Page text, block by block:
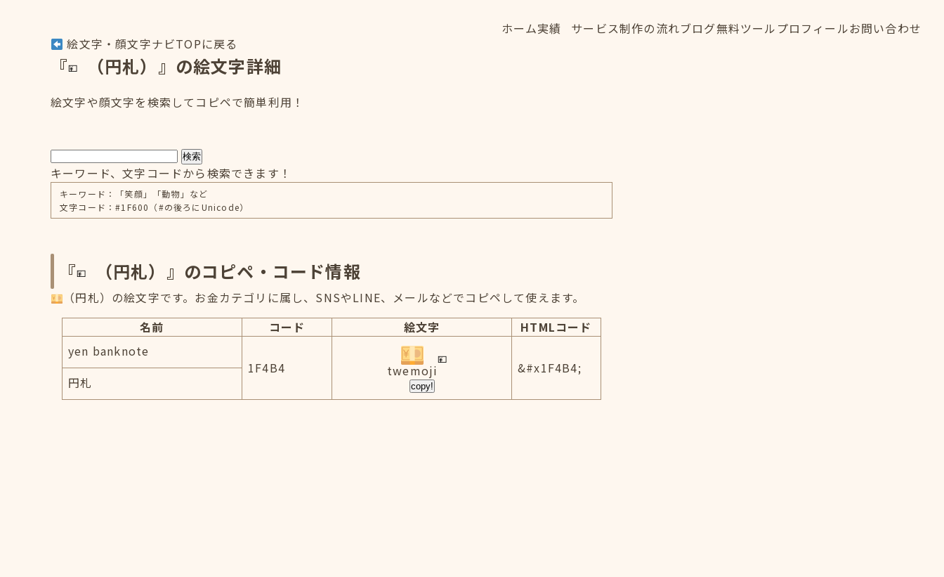
ホーム実績
サービス制作の流れブログ無料ツール プロフィールお問い合わせ
絵文字・顔文字ナビTOPに戻る
『 （円札）』の絵文字詳細
絵文字や顔文字を検索してコピペで簡単利用！
検索
キーワード、文字コードから検索できます！
キーワード：「笑顔」「動物」など
文字コード：#1F600（#の後ろにUnicode）
『 （円札）』のコピペ・コード情報
（円札）の絵文字です。お金カテゴリに属し、SNSやLINE、メールなどでコピペして使えます。
名前
コード 絵文字
HTMLコード
yen banknote
1F4B4
twemoji
copy!
&#x1F4B4;
円札